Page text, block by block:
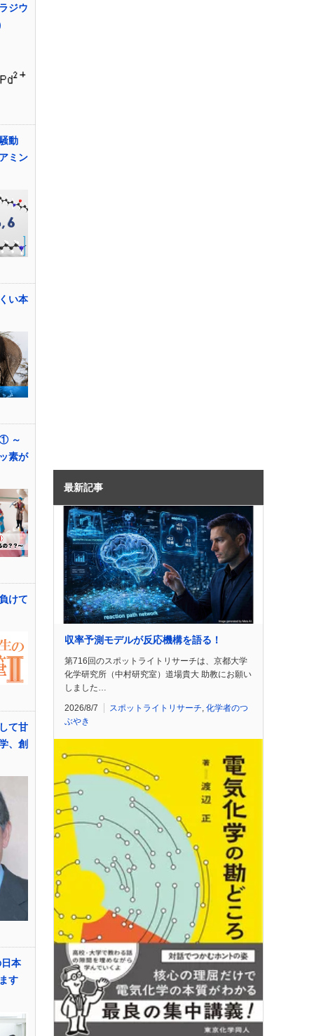
ジウ
動
ミン
い本
～
素が
けて
て甘
、創
本
す
最新記事
収率予測モデルが反応機構を語る！
第716回のスポットライトリサーチは、京都大学
化学研究所（中村研究室）道場貴大 助教にお願い
しました…
2026/8/7 スポットライトリサーチ 化学者のつ
ぶやき